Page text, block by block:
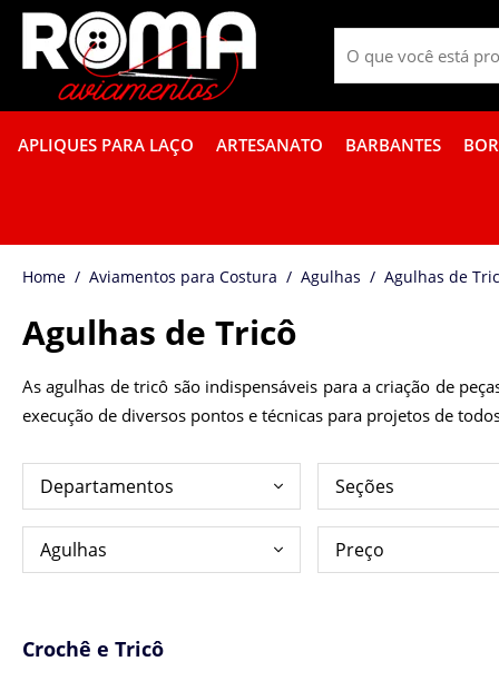
APLIQUES PARA LAÇO ARTESANATO BARBANTES
Aviamentos para Costura Agulhas Agulhas de
Agulhas de Tricô
As agulhas de tricô são indispensáveis para a criação de
execução de diversos pontos e técnicas para projetos de
Crochê e Tricô